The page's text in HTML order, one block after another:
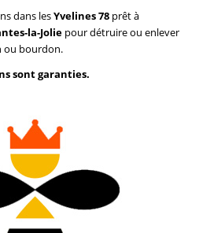
dans lesYvelines 78 prêt à
la-Jolie pour détruire ou enlever
ou bourdon.
sont garanties.